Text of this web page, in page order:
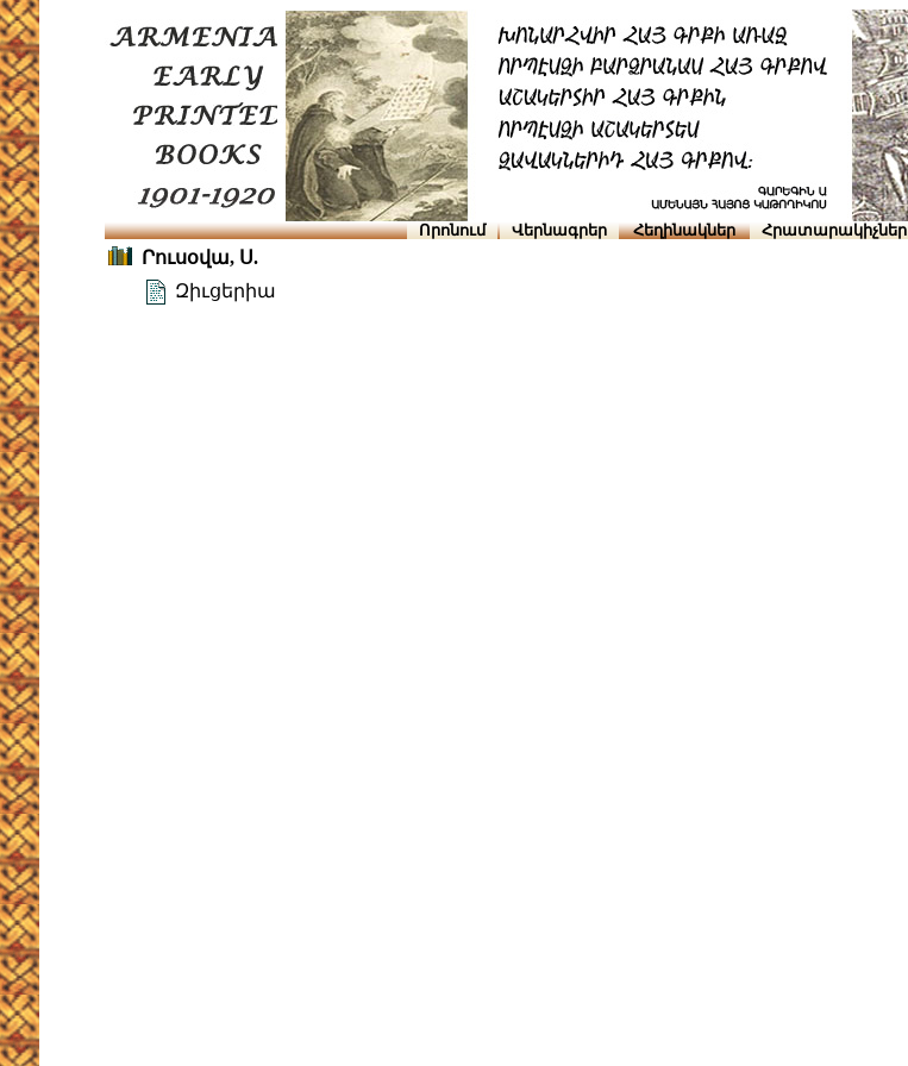
Որոնում Վերնագրեր Հեղինակներ Հրատարակիչներ
Րուսօվա, Ս.
Զիւցերիա